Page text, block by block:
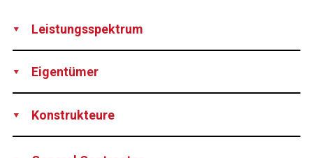
Leistungsspektrum
Eigentümer
Konstrukteure